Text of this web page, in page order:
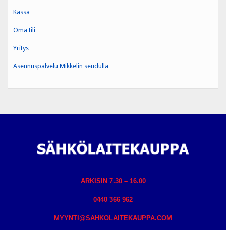
Kassa
Oma tili
Yritys
Asennuspalvelu Mikkelin seudulla
ARKISIN 7.30 – 16.00
0440 366 962
MYYNTI@SAHKOLAITEKAUPPA.COM